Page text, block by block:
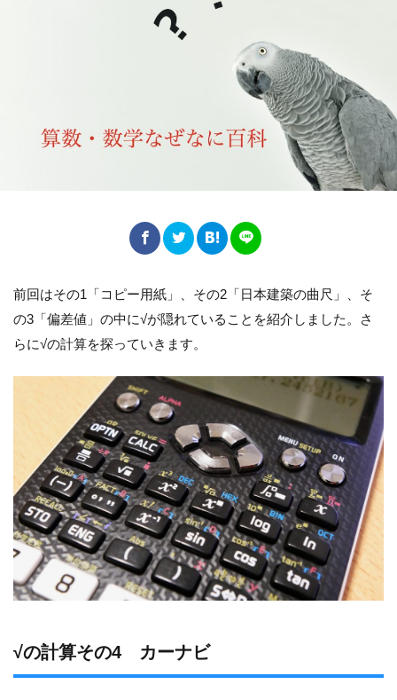
前回はその1「コピー用紙」、その2「日本建築の曲尺」、そ
の3「偏差値」の中に√が隠れていることを紹介しました。さ
らに√の計算を探っていきます。
√の計算その4 カーナビ